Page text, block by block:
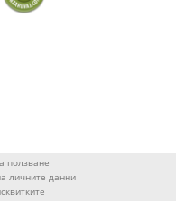
ползване
личните данни